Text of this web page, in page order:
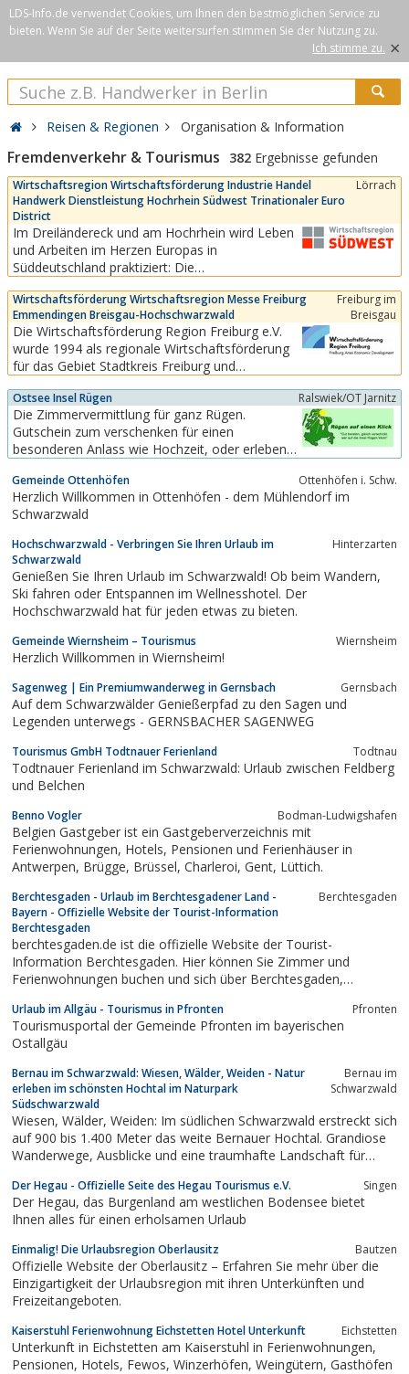
LDS-Info.de verwendet Cookies, um Ihnen den bestmöglichen Service zu
bieten. Wenn Sie auf der Seite weitersurfen stimmen Sie der Nutzung zu.
Ich stimme zu. ×
Reisen & Regionen Organisation & Information
Fremdenverkehr & Tourismus 382 Ergebnisse gefunden
Wirtschaftsregion Wirtschaftsförderung Industrie Handel
Handwerk Dienstleistung Hochrhein Südwest Trinationaler Euro
District
Lörrach
Im Dreiländereck und am Hochrhein wird Leben
und Arbeiten im Herzen Europas in
Süddeutschland praktiziert: Die
Schweizer Markt und das Elsass in Frankreich
angebunden. Eine Region mit hoher
Lebensqualität, kurzen Wegen zu zwei
internationalen Flughäfen, mehrsprachigen...
Wirtschaftsförderung Wirtschaftsregion Messe Freiburg
Emmendingen Breisgau-Hochschwarzwald
Freiburg im
Breisgau
Die Wirtschaftsförderung Region Freiburg e.V.
wurde 1994 als regionale Wirtschaftsförderung
für das Gebiet Stadtkreis Freiburg und
Emmendingen als eingetragener Verein mit Sitz
in Freiburg in Süddeutschland gegründet.Das
Team der Wirtschaftsförderung Region Freiburg
hat ein offenes Ohr...
Ostsee Insel Rügen Ralswiek/OT Jarnitz
Die Zimmervermittlung für ganz Rügen.
Gutschein zum verschenken für einen
besonderen Anlass wie Hochzeit, oder erleben
eine Fahrt mit dem Quad, Übernachtung und ein
Besuch der Störtebeker - Festspiele in Ralswiek.
Gemeinde Ottenhöfen Ottenhöfen i. Schw.
Herzlich Willkommen in Ottenhöfen - dem Mühlendorf im
Schwarzwald
Hochschwarzwald - Verbringen Sie Ihren Urlaub im
Schwarzwald
Hinterzarten
Genießen Sie Ihren Urlaub im Schwarzwald! Ob beim Wandern,
Ski fahren oder Entspannen im Wellnesshotel. Der
Hochschwarzwald hat für jeden etwas zu bieten.
Gemeinde Wiernsheim – Tourismus Wiernsheim
Herzlich Willkommen in Wiernsheim!
Sagenweg | Ein Premiumwanderweg in Gernsbach Gernsbach
Auf dem Schwarzwälder Genießerpfad zu den Sagen und
Legenden unterwegs - GERNSBACHER SAGENWEG
Tourismus GmbH Todtnauer Ferienland Todtnau
Todtnauer Ferienland im Schwarzwald: Urlaub zwischen Feldberg
und Belchen
Benno Vogler Bodman-Ludwigshafen
Belgien Gastgeber ist ein Gastgeberverzeichnis mit
Ferienwohnungen, Hotels, Pensionen und Ferienhäuser in
Antwerpen, Brügge, Brüssel, Charleroi, Gent, Lüttich.
Berchtesgaden - Urlaub im Berchtesgadener Land -
Bayern - Offizielle Website der Tourist-Information
Berchtesgaden
Berchtesgaden
berchtesgaden.de ist die offizielle Website der Tourist-
Information Berchtesgaden. Hier können Sie Zimmer und
Ferienwohnungen buchen und sich über Berchtesgaden,
Obersalzberg und vieles mehr informieren.
Urlaub im Allgäu - Tourismus in Pfronten Pfronten
Tourismusportal der Gemeinde Pfronten im bayerischen
Ostallgäu
Bernau im Schwarzwald: Wiesen, Wälder, Weiden - Natur
erleben im schönsten Hochtal im Naturpark
Südschwarzwald
Bernau im
Schwarzwald
Wiesen, Wälder, Weiden: Im südlichen Schwarzwald erstreckt sich
auf 900 bis 1.400 Meter das weite Bernauer Hochtal. Grandiose
Wanderwege, Ausblicke und eine traumhafte Landschaft für
Der Hegau - Offizielle Seite des Hegau Tourismus e.V. Singen
Der Hegau, das Burgenland am westlichen Bodensee bietet
Ihnen alles für einen erholsamen Urlaub
Einmalig! Die Urlaubsregion Oberlausitz Bautzen
Offizielle Website der Oberlausitz – Erfahren Sie mehr über die
Einzigartigkeit der Urlaubsregion mit ihren Unterkünften und
Freizeitangeboten.
Kaiserstuhl Ferienwohnung Eichstetten Hotel Unterkunft Eichstetten
Unterkunft in Eichstetten am Kaiserstuhl in Ferienwohnungen,
Pensionen, Hotels, Fewos, Winzerhöfen, Weingütern, Gasthöfen